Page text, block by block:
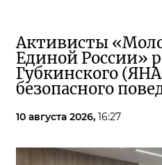
Активисты
Единой России»
Губкинского
безопасного
10 августа 2026, 16:27